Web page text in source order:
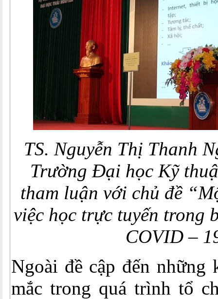
TS. Nguyễn Thị Thanh
Trường Đại học Kỹ
tham luận với chủ đề
việc học trực tuyến trong
COVID –
Ngoài đề cập đến những
mắc trong quá trình tổ